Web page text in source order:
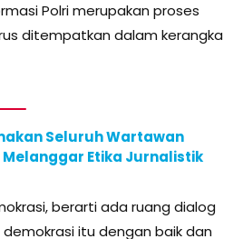
Polri merupakan proses
ditempatkan dalam kerangka
Seluruh Wartawan
Etika Jurnalistik
berarti ada ruang dialog
demokrasi itu dengan baik dan